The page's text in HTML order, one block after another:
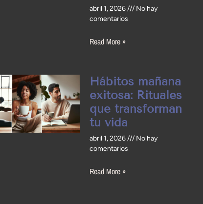
abril 1, 2026
No hay
comentarios
Read More »
Hábitos mañana
exitosa: Rituales
que transforman
tu vida
abril 1, 2026
No hay
comentarios
Read More »